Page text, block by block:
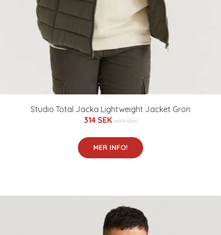
Studio Total Jacka Lightweight Jacket Grön
314 SEK 699 SEK
MER INFO!